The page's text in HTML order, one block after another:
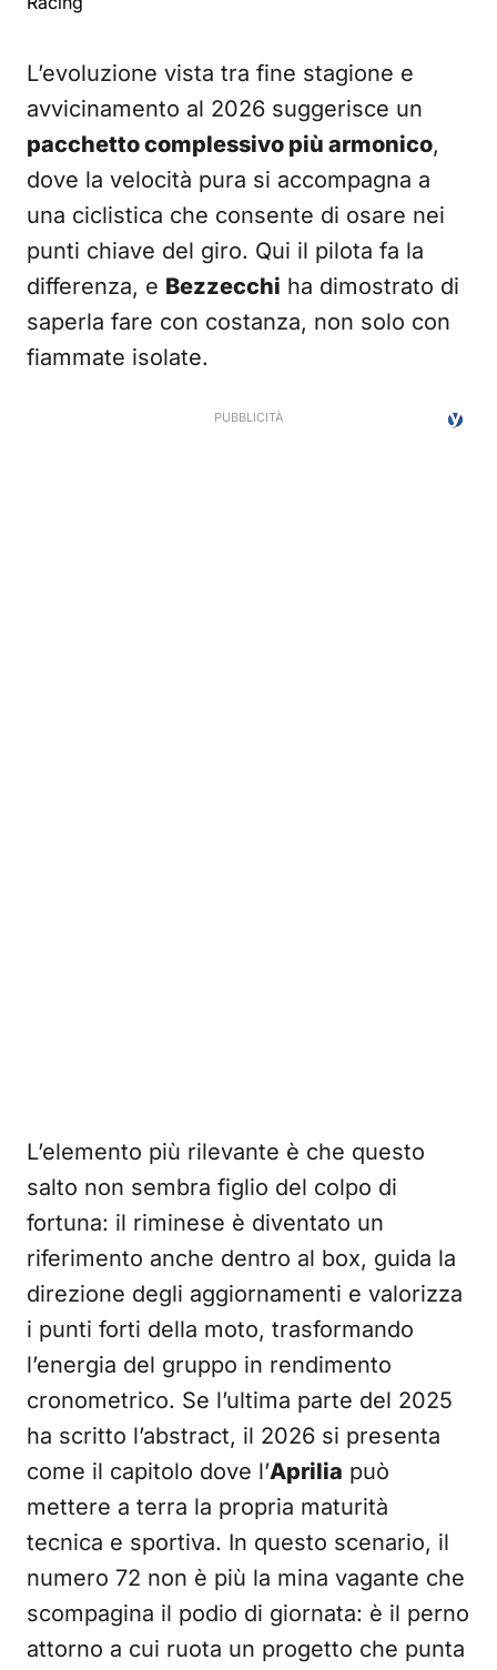
L’evoluzione vista tra fine stagione e
avvicinamento al 2026 suggerisce un
pacchetto complessivo più armonico,
dove la velocità pura si accompagna a
una ciclistica che consente di osare nei
punti chiave del giro. Qui il pilota fa la
differenza, e Bezzecchi ha dimostrato di
saperla fare con costanza, non solo con
fiammate isolate.
L’elemento più rilevante è che questo
salto non sembra figlio del colpo di
fortuna: il riminese è diventato un
riferimento anche dentro al box, guida la
direzione degli aggiornamenti e valorizza
i punti forti della moto, trasformando
l’energia del gruppo in rendimento
cronometrico. Se l’ultima parte del 2025
ha scritto l’abstract, il 2026 si presenta
come il capitolo dove l’Aprilia può
mettere a terra la propria maturità
tecnica e sportiva. In questo scenario, il
numero 72 non è più la mina vagante che
scompagina il podio di giornata: è il perno
attorno a cui ruota un progetto che punta